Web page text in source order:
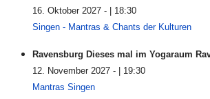
16. Oktober 2027 - | 18:30
Singen - Mantras & Chants der Kulturen
Ravensburg Dieses mal im Yogaraum
12. November 2027 - | 19:30
Mantras Singen